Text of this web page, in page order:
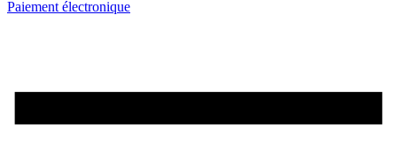
Paiement électronique